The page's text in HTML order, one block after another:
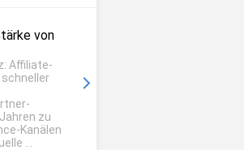
von
Affiliate-
zu
Kanälen
...